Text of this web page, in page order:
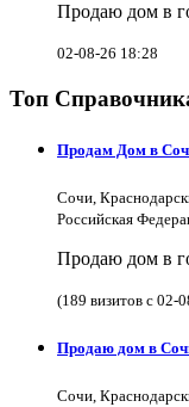
Продаю дом в
02-08-26 18:28
Топ
Продам Дом в
Сочи,
Российская
Продаю дом в
(189 визитов с 02-
Продаю дом в
Сочи,